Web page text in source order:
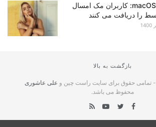
نقد و بررسی macOS Sierra: کاربران مک امسال
را دریافت می کنند
بازگشت به بالا
- تمامی حقوق برای سایت راست چین و علی عاشوری
محفوظ می باشد.